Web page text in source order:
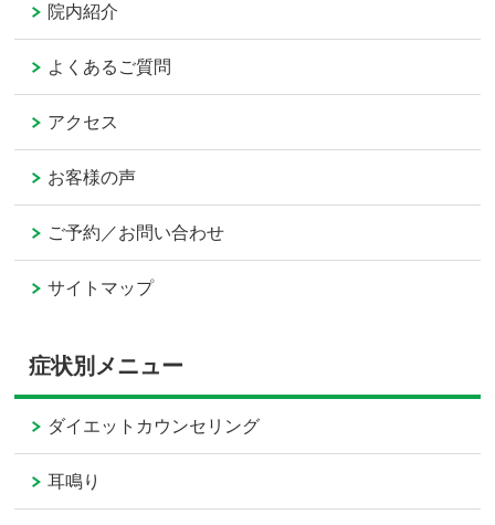
院内紹介
よくあるご質問
アクセス
お客様の声
ご予約／お問い合わせ
サイトマップ
症状別メニュー
ダイエットカウンセリング
耳鳴り